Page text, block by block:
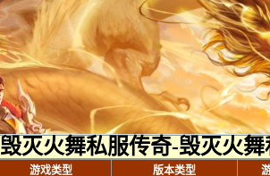
毁灭火舞私服传奇-毁灭火
游戏类型 版本类型